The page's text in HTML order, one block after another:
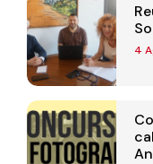
4